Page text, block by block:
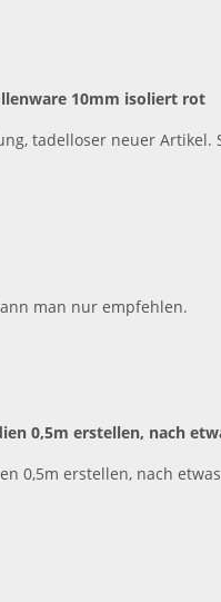
10mm isoliert rot
tadelloser neuer Artikel.
man nur empfehlen.
0,5m erstellen, nach
0,5m erstellen, nach